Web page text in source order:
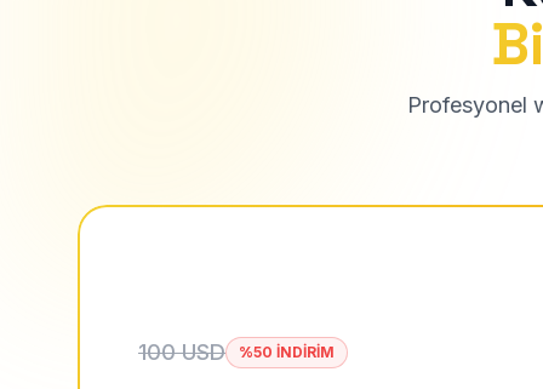
Profesyonel
100 USD %50 İNDİRİM